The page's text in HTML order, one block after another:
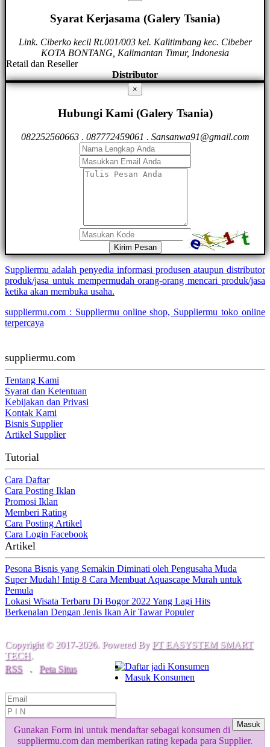
Syarat Kerjasama (Galery Tsania)
Link. Ciberko kecil Rt.001/003 kel. Kalitimbang kec. Cibeber
KOTA BONTANG, Kalimantan Timur, Indonesia
Retail dan Reseller
Distributor
×
Hubungi Kami (Galery Tsania)
082252560663. 087772459061 . Sansanwa91@gmail.com
Kirim Pesan
Suppliermu adalah penyedia informasi produsen ataupun distributor
produk/jasa untuk mempermudah orang-orang mencari produk/jasa
ketika akan membuka usaha.
suppliermu.com : Suppliermu online shop, Suppliermu toko online
terpercaya
suppliermu.com
Tentang Kami
Syarat dan Ketentuan
Kebijakan dan Privasi
Kontak Kami
Bisnis Supplier
Artikel Supplier
Tutorial
Cara Daftar
Cara Posting Iklan
Promosi Iklan
Memberi Rating
Cara Posting Artikel
Cara Login Facebook
Artikel
Pesona Bisnis yang Semakin Diminati oleh Pengusaha Muda
Super Mudah! Intip 8 Cara Membuat Aquascape Murah untuk
Pemula
Lokasi Wisata Terbaru Di Bogor 2022 Yang Lagi Hits
Berkenalan Dengan Jenis Ikan Air Tawar Populer
Copyright © 2017-2026. Powered By PT EASYSTEM SMART
TECH.
RSS
. Peta Situs
Daftar jadi Konsumen
Masuk Konsumen
Masuk
Gunakan Form ini untuk mendaftar sebagai konsumen di
suppliermu.com dan memberikan rating kepada para Supplier.